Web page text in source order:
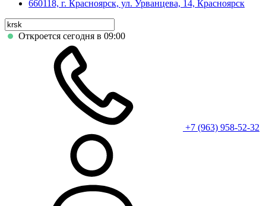
660118, г. Красноярск, ул. Урванцева, 14, Красноярск
Откроется сегодня в 09:00
+7 (963) 958-52-32